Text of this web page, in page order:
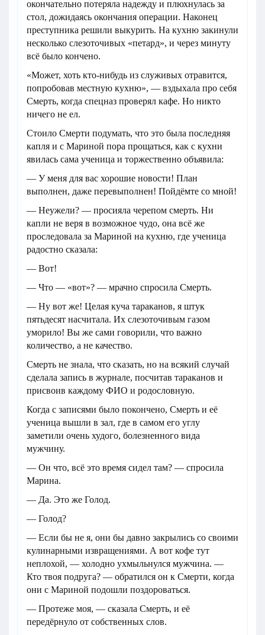
окончательно потеряла надежду и плюхнулась за
стол, дожидаясь окончания операции. Наконец
преступника решили выкурить. На кухню закинули
несколько слезоточивых «петард», и через минуту
всё было кончено.
«Может, хоть кто-нибудь из служивых отравится,
попробовав местную кухню», — вздыхала про себя
Смерть, когда спецназ проверял кафе. Но никто
ничего не ел.
Стоило Смерти подумать, что это была последняя
капля и с Мариной пора прощаться, как с кухни
явилась сама ученица и торжественно объявила:
— У меня для вас хорошие новости! План
выполнен, даже перевыполнен! Пойдёмте со мной!
— Неужели? — просияла черепом смерть. Ни
капли не веря в возможное чудо, она всё же
проследовала за Мариной на кухню, где ученица
радостно сказала:
— Вот!
— Что — «вот»? — мрачно спросила Смерть.
— Ну вот же! Целая куча тараканов, я штук
пятьдесят насчитала. Их слезоточивым газом
уморило! Вы же сами говорили, что важно
количество, а не качество.
Смерть не знала, что сказать, но на всякий случай
сделала запись в журнале, посчитав тараканов и
присвоив каждому ФИО и родословную.
Когда с записями было покончено, Смерть и её
ученица вышли в зал, где в самом его углу
заметили очень худого, болезненного вида
мужчину.
— Он что, всё это время сидел там? — спросила
Марина.
— Да. Это же Голод.
— Голод?
— Если бы не я, они бы давно закрылись со своими
кулинарными извращениями. А вот кофе тут
неплохой, — холодно ухмыльнулся мужчина. —
Кто твоя подруга? — обратился он к Смерти, когда
они с Мариной подошли поздороваться.
— Протеже моя, — сказала Смерть, и её
передёрнуло от собственных слов.